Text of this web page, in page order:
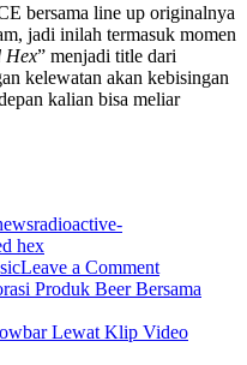
bersama line up originalnya
jadi inilah termasuk momen
Hex” menjadi title dari
kelewatan akan kebisingan
kalian bisa meliar
radioactive-
hex
Leave a Commenton
Your
Hex:
Produk Beer Bersama
Lewat Klip Video